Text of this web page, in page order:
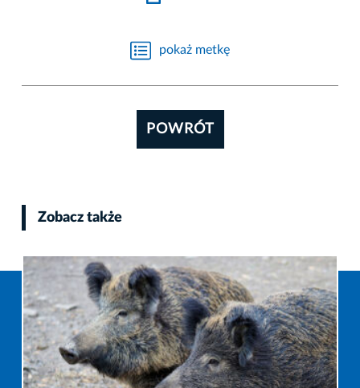
pokaż metkę
POWRÓT
Zobacz także